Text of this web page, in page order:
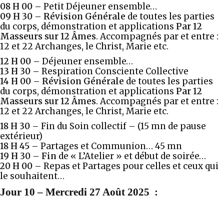
08 H 00 – Petit Déjeuner ensemble…
09 H 30 – Révision Générale de toutes les parties
du corps, démonstration et applications Par 12
Masseurs sur 12 Âmes. Accompagnés par et entre :
12 et 22 Archanges, le Christ, Marie etc.
12 H 00 – Déjeuner ensemble…
13 H 30 – Respiration Consciente Collective
14 H 00 – Révision Générale de toutes les parties
du corps, démonstration et applications Par 12
Masseurs sur 12 Âmes. Accompagnés par et entre :
12 et 22 Archanges, le Christ, Marie etc.
18 H 30 – Fin du Soin collectif – (15 mn de pause
extérieur)
18 H 45 – Partages et Communion… 45 mn
19 H 30 – Fin de « L’Atelier » et début de soirée…
20 H 00 – Repas et Partages pour celles et ceux qui
le souhaitent…
Jour 10 – Mercredi 27 Août 2025 :